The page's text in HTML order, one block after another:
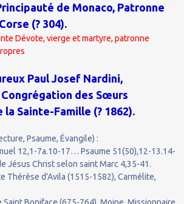
de Monaco, Patronne
(? 304).
Dévote, vierge et martyre, patronne
Paul Josef Nardini,
des Sœurs
la Sainte-Famille (? 1862).
Psaume, Évangile) :
12,1-7a.10-17… Psaume 51(50),12-13.14-
Jésus Christ selon saint Marc 4,35-41.
Thérèse d'Avila (1515-1582), Carmélite,
Boniface (675-764), Moine, Missionnaire